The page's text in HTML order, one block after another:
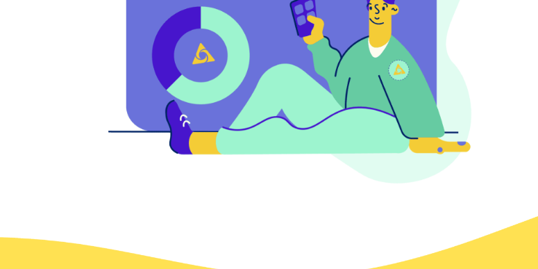
ERP & CRM Hosting
JTL Wawi Hosting
Amtangee Hosting